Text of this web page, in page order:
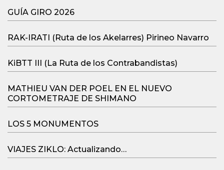
GUÍA GIRO 2026
RAK-IRATI (Ruta de los Akelarres) Pirineo Navarro
KiBTT III (La Ruta de los Contrabandistas)
MATHIEU VAN DER POEL EN EL NUEVO
CORTOMETRAJE DE SHIMANO
LOS 5 MONUMENTOS
VIAJES ZIKLO: Actualizando…